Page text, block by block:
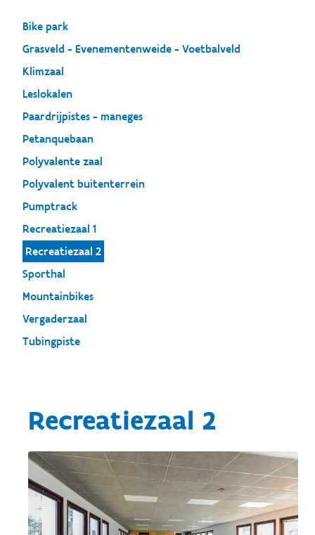
Bike park
Grasveld - Evenementenweide - Voetbalveld
Klimzaal
Leslokalen
Paardrijpistes - maneges
Petanquebaan
Polyvalente zaal
Polyvalent buitenterrein
Pumptrack
Recreatiezaal 1
Recreatiezaal 2
Sporthal
Mountainbikes
Vergaderzaal
Tubingpiste
Recreatiezaal 2